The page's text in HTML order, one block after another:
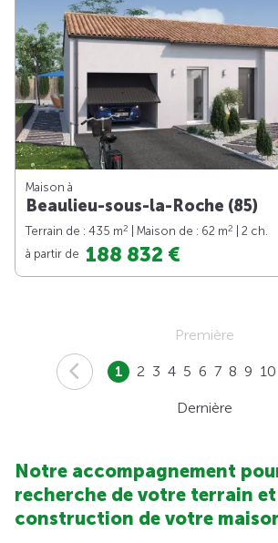
Maison à
Beaulieu-sous-la-Roche (85)
Terrain de : 435 m2 | Maison de : 62 m2
| 2 ch.
à partir de 188 832 €
Première
1 2 3 4 5 6 7 8 9 10
Dernière
Notre accompagnement
recherche de votre terrain
construction de votre